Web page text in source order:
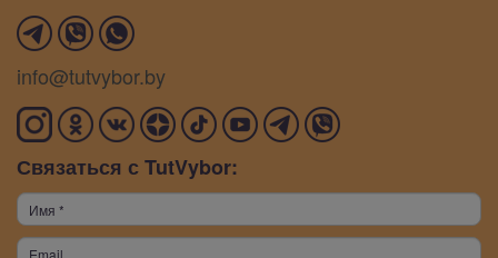
info@tutvybor.by
Связаться с TutVybor: